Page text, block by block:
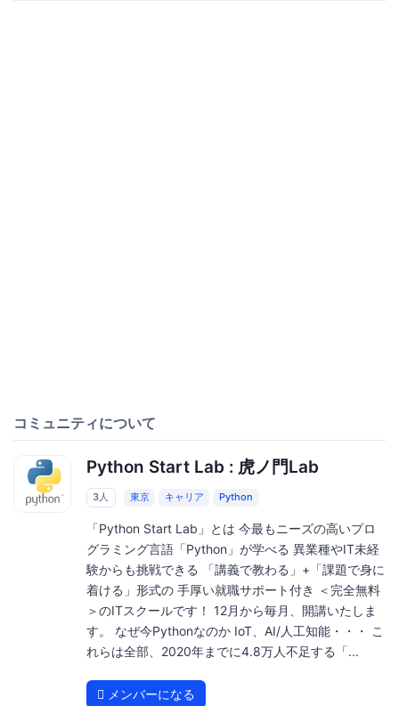
コミュニティについて
Python Start Lab : 虎ノ門Lab
3人 東京 キャリア Python
「Python Start Lab」とは 今最もニーズの高いプロ
グラミング言語「Python」が学べる 異業種やIT未経
験からも挑戦できる 「講義で教わる」+「課題で身に
着ける」形式の 手厚い就職サポート付き ＜完全無料
＞のITスクールです！ 12月から毎月、開講いたしま
す。 なぜ今Pythonなのか IoT、AI/人工知能・・・ こ
れらは全部、2020年までに4.8万人不足する「...
メンバーになる